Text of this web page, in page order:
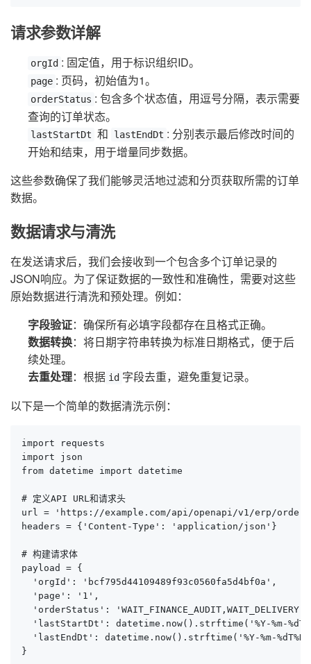
请求参数详解
orgId : 固定值，用于标识组织ID。
page : 页码，初始值为1。
orderStatus : 包含多个状态值，用逗号分隔，表示需要
查询的订单状态。
lastStartDt 和 lastEndDt : 分别表示最后修改时间的
开始和结束，用于增量同步数据。
这些参数确保了我们能够灵活地过滤和分页获取所需的订单
数据。
数据请求与清洗
在发送请求后，我们会接收到一个包含多个订单记录的
JSON响应。为了保证数据的一致性和准确性，需要对这些
原始数据进行清洗和预处理。例如：
字段验证：确保所有必填字段都存在且格式正确。
数据转换：将日期字符串转换为标准日期格式，便于后
续处理。
去重处理：根据 id 字段去重，避免重复记录。
以下是一个简单的数据清洗示例：
import requests
import json
from datetime import datetime
# 定义API URL和请求头
url = 'https://example.com/api/openapi/v1/erp/order/
headers = {'Content-Type': 'application/json'}
# 构建请求体
payload = {
  'orgId': 'bcf795d44109489f93c0560fa5d4bf0a',
  'page': '1',
'orderStatus':
'lastStartDt': datetime.now().strftime('%Y-%m-
'lastEndDt': datetime.now().strftime('%Y-%m-
}